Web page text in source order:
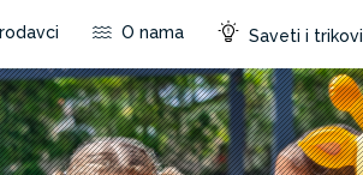
O nama Saveti i trikovi